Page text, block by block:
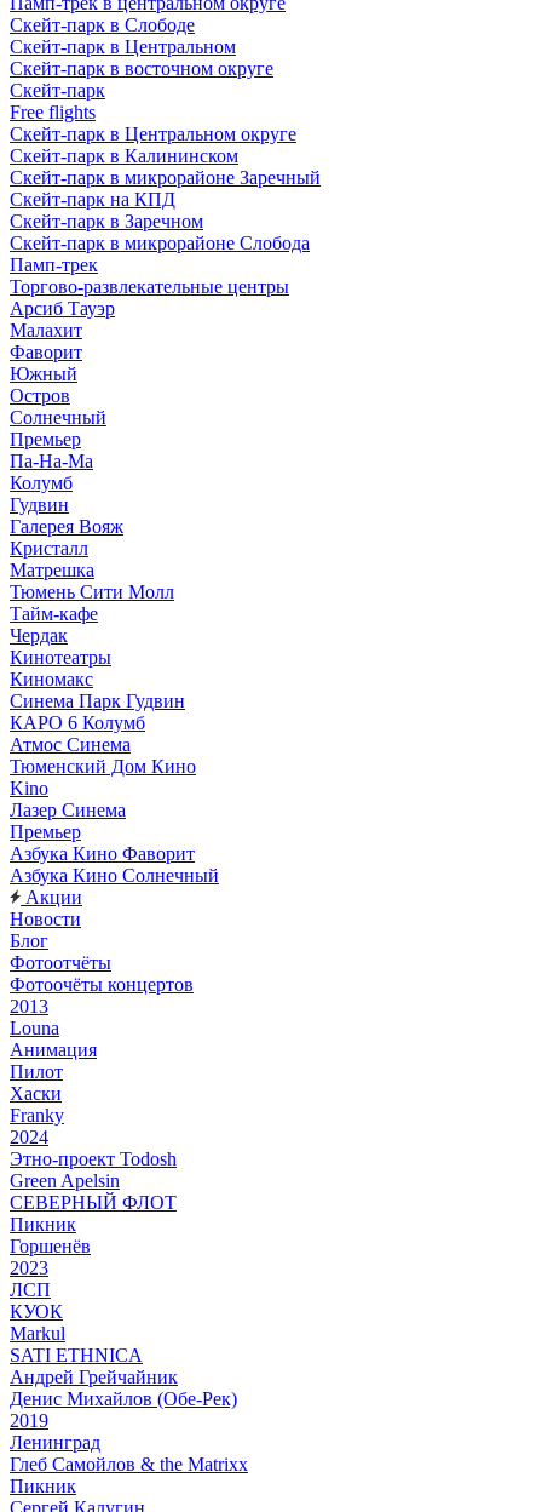
Скейт-парк в Слободе
Скейт-парк в Центральном
Скейт-парк в восточном округе
Скейт-парк
Free flights
Скейт-парк в Центральном округе
Скейт-парк в Калининском
Скейт-парк в микрорайоне Заречный
Скейт-парк на КПД
Скейт-парк в Заречном
Скейт-парк в микрорайоне Слобода
Памп-трек
Торгово-развлекательные центры
Арсиб Тауэр
Малахит
Фаворит
Южный
Остров
Солнечный
Премьер
Па-На-Ма
Колумб
Гудвин
Галерея Вояж
Кристалл
Матрешка
Тюмень Сити Молл
Тайм-кафе
Чердак
Кинотеатры
Киномакс
Синема Парк Гудвин
КАРО 6 Колумб
Атмос Синема
Тюменский Дом Кино
Kino
Лазер Синема
Премьер
Азбука Кино Фаворит
Азбука Кино Солнечный
Акции
Новости
Блог
Фотоотчёты
Фотоочёты концертов
2013
Louna
Анимация
Пилот
Хаски
Franky
2024
Этно-проект Todosh
Green Apelsin
СЕВЕРНЫЙ ФЛОТ
Пикник
Горшенёв
2023
ЛСП
КУОК
Markul
SATI ETHNICA
Андрей Грейчайник
Денис Михайлов (Обе-Рек)
2019
Ленинград
Глеб Самойлов & the Matrixx
Пикник
Сергей Калугин